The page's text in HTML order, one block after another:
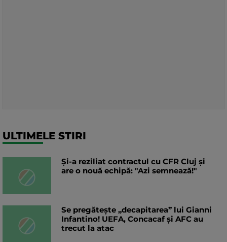
ULTIMELE STIRI
Și-a reziliat contractul cu CFR Cluj și
are o nouă echipă: "Azi semnează!"
Se pregătește „decapitarea” lui Gianni
Infantino! UEFA, Concacaf și AFC au
trecut la atac